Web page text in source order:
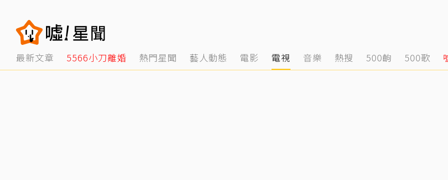
最新文章 5566小刀離婚 熱門星聞 藝人動態 電影 電視 音樂 熱搜 500齣 500歌